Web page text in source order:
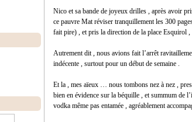
Nico et sa bande de joyeux drilles , après avoir
ce pauvre Mat réviser tranquillement les 300
fait pire) , et pris la direction de la place Esquirol
Autrement dit , nous avions fait l’arrêt
indécente , surtout pour un début de semaine .
Et la , mes aïeux … nous tombons nez à nez ,
bien en évidence sur la béquille , et summum de
vodka même pas entamée , agréablement